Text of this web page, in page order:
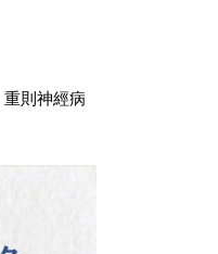
則神經病